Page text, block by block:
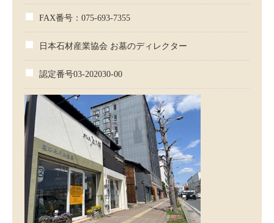
FAX番号：075-693-7355
日本石材産業協会 お墓のディレクター
認定番号03-202030-00